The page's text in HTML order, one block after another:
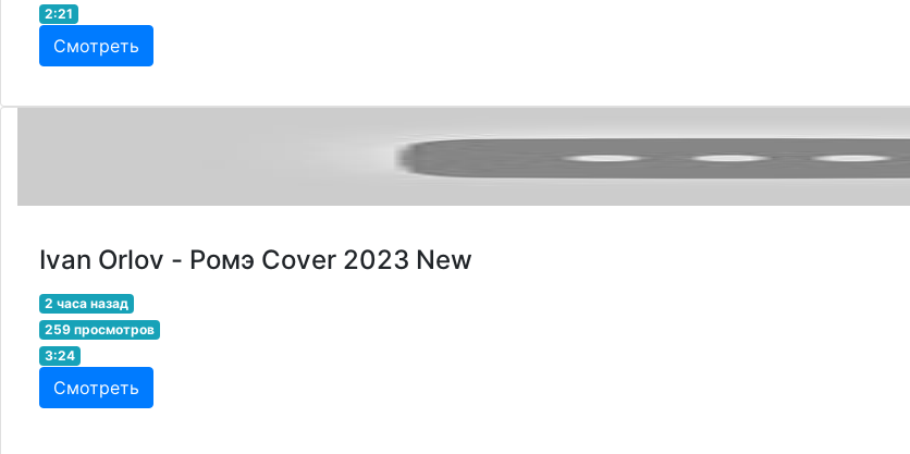
2:21
Смотреть
Ivan Orlov - Ромэ Cover 2023 New
2 часа назад
259 просмотров
3:24
Смотреть